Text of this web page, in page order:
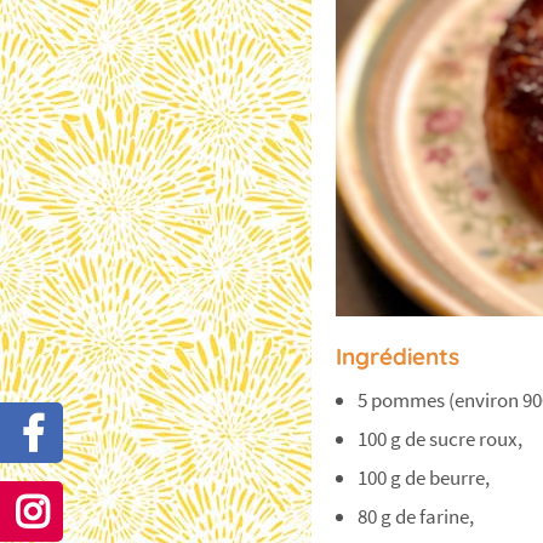
Ingrédients
5 pommes (environ
100 g de sucre roux,
100 g de beurre,
80 g de farine,